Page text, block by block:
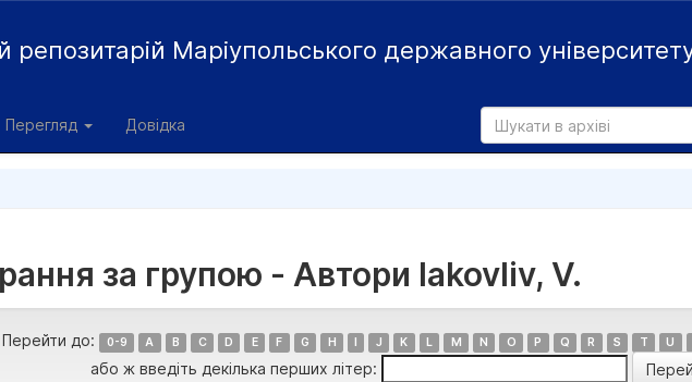
репозитарій Маріупольського державного
Перегляд Довідка
за групою - Автори Iakovliv, V.
Перейти до: 0-9 A B C D E F G H I J K L M N O P Q R S T U
або ж введіть декілька перших літер: